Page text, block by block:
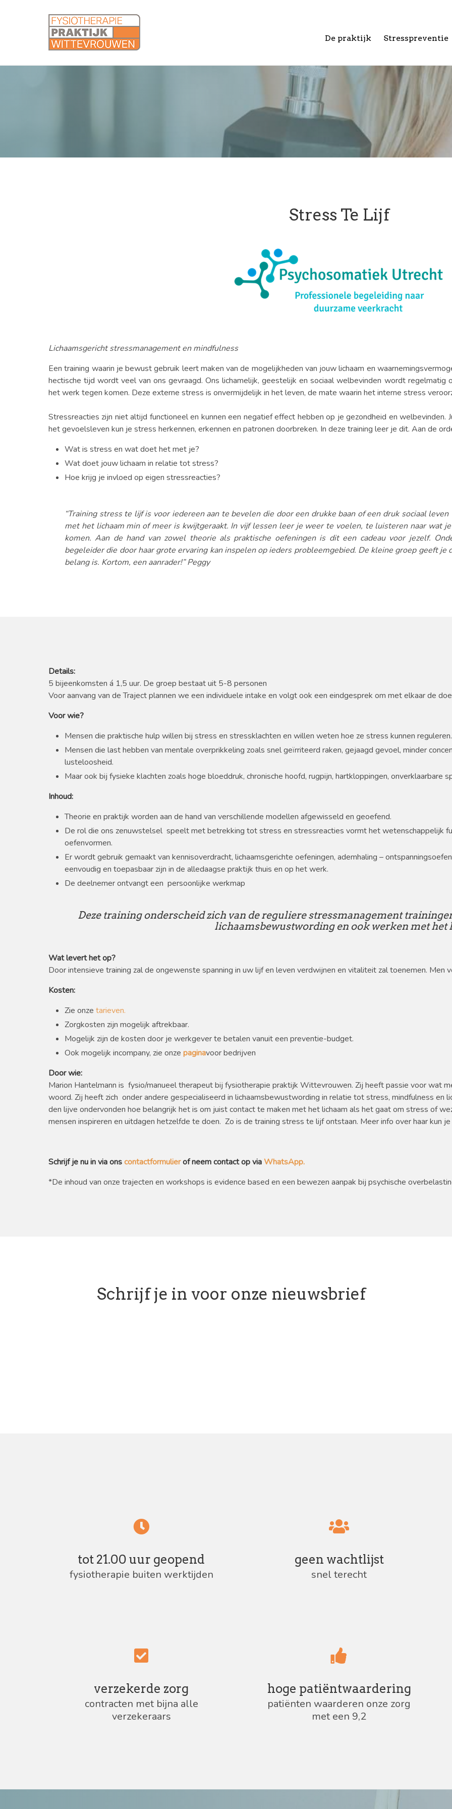
De praktijk Stresspreventie
Stress Te Lijf
Lichaamsgericht stressmanagement en mindfulness
Een training waarin je bewust gebruik leert maken van de mogelijkheden van jouw lichaam en
hectische tijd wordt veel van ons gevraagd. Ons lichamelijk, geestelijk en sociaal welbevinden wordt
het werk tegen komen. Deze externe stress is onvermijdelijk in het leven, de mate waarin het interne stress
Stressreacties zijn niet altijd functioneel en kunnen een negatief effect hebben op je gezondheid en welbevinden.
het gevoelsleven kun je stress herkennen, erkennen en patronen doorbreken. In deze training leer je dit. Aan de
Wat is stress en wat doet het met je?
Wat doet jouw lichaam in relatie tot stress?
Hoe krijg je invloed op eigen stressreacties?
“Training stress te lijf is voor iedereen aan te bevelen die door een drukke baan of een druk sociaal
met het lichaam min of meer is kwijtgeraakt. In vijf lessen leer je weer te voelen, te luisteren naar wat
komen. Aan de hand van zowel theorie als praktische oefeningen is dit een cadeau voor jezelf.
begeleider die door haar grote ervaring kan inspelen op ieders probleemgebied. De kleine groep geeft
belang is. Kortom, een aanrader!” Peggy
Details:
5 bijeenkomsten á 1,5 uur. De groep bestaat uit 5-8 personen
Voor aanvang van de Traject plannen we een individuele intake en volgt ook een eindgesprek om met elkaar de
Voor wie?
Mensen die praktische hulp willen bij stress en stressklachten en willen weten hoe ze stress kunnen reguleren.
Mensen die last hebben van mentale overprikkeling zoals snel geïrriteerd raken, gejaagd gevoel, minder
lusteloosheid.
Maar ook bij fysieke klachten zoals hoge bloeddruk, chronische hoofd, rugpijn, hartkloppingen, onverklaarbare
Inhoud:
Theorie en praktijk worden aan de hand van verschillende modellen afgewisseld en geoefend.
De rol die ons zenuwstelsel speelt met betrekking tot stress en stressreacties vormt het wetenschappelijk
oefenvormen.
Er wordt gebruik gemaakt van kennisoverdracht, lichaamsgerichte oefeningen, ademhaling –
eenvoudig en toepasbaar zijn in de alledaagse praktijk thuis en op het werk.
De deelnemer ontvangt een persoonlijke werkmap
Deze training onderscheid zich van de reguliere stressmanagement
lichaamsbewustwording en ook werken met het
Wat levert het op?
Door intensieve training zal de ongewenste spanning in uw lijf en leven verdwijnen en vitaliteit zal toenemen. Men
Kosten:
Zie onze tarieven.
Zorgkosten zijn mogelijk aftrekbaar.
Mogelijk zijn de kosten door je werkgever te betalen vanuit een preventie-budget.
Ook mogelijk incompany, zie onze paginavoor bedrijven
Door wie:
Marion Hantelmann is fysio/manueel therapeut bij fysiotherapie praktijk Wittevrouwen. Zij heeft passie voor wat
woord. Zij heeft zich onder andere gespecialiseerd in lichaamsbewustwording in relatie tot stress, mindfulness en
den lijve ondervonden hoe belangrijk het is om juist contact te maken met het lichaam als het gaat om stress of
mensen inspireren en uitdagen hetzelfde te doen. Zo is de training stress te lijf ontstaan. Meer info over haar kun je
Schrijf je nu in via onscontactformulierof neem contact op viaWhatsApp.
*De inhoud van onze trajecten en workshops is evidence based en een bewezen aanpak bij psychische
Schrijf je in voor onze nieuwsbrief
tot 21.00 uur geopend
fysiotherapie buiten werktijden
geen wachtlijst
snel terecht
verzekerde zorg
contracten met bijna alle
verzekeraars
hoge patiëntwaardering
patiënten waarderen onze zorg
met een 9,2